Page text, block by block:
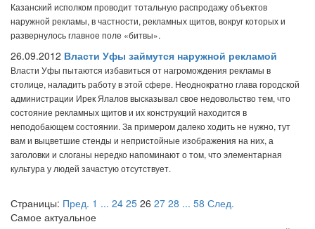
Казанский исполком проводит тотальную распродажу объектов
наружной рекламы, в частности, рекламных щитов, вокруг которых и
развернулось главное поле «битвы».
26.09.2012 Власти Уфы займутся наружной рекламой
Власти Уфы пытаются избавиться от нагромождения рекламы в
столице, наладить работу в этой сфере. Неоднократно глава городской
администрации Ирек Ялалов высказывал свое недовольство тем, что
состояние рекламных щитов и их конструкций находится в
неподобающем состоянии. За примером далеко ходить не нужно, тут
вам и выцветшие стенды и непристойные изображения на них, а
заголовки и слоганы нередко напоминают о том, что элементарная
культура у людей зачастую отсутствует.
Страницы: Пред. 1 ... 24 25 26 27 28 ... 58 След.
Самое актуальное